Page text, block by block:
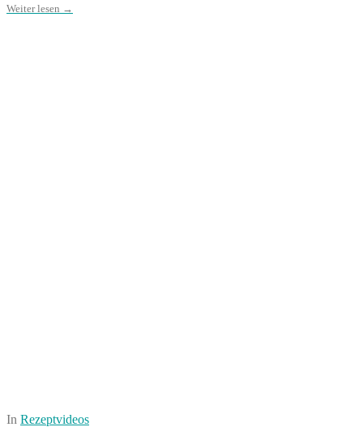
Weiter lesen →
In Rezeptvideos